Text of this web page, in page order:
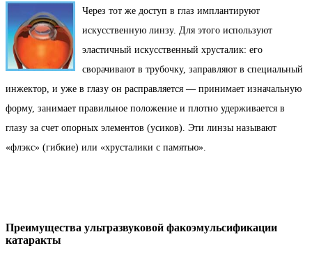
Через тот же доступ в глаз имплантируют
искусственную линзу. Для этого используют
эластичный искусственный хрусталик: его
сворачивают в трубочку, заправляют в специальный
инжектор, и уже в глазу он расправляется — принимает изначальную
форму, занимает правильное положение и плотно удерживается в
глазу за счет опорных элементов (усиков). Эти линзы называют
«флэкс» (гибкие) или «хрусталики с памятью».
Преимущества ультразвуковой факоэмульсификации
катаракты